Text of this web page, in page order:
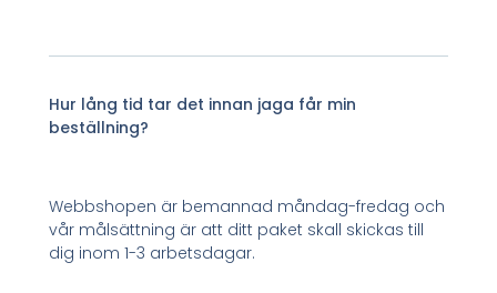
Hur lång tid tar det innan jaga får min
beställning?
Webbshopen är bemannad måndag-fredag och
vår målsättning är att ditt paket skall skickas till
dig inom 1-3 arbetsdagar.